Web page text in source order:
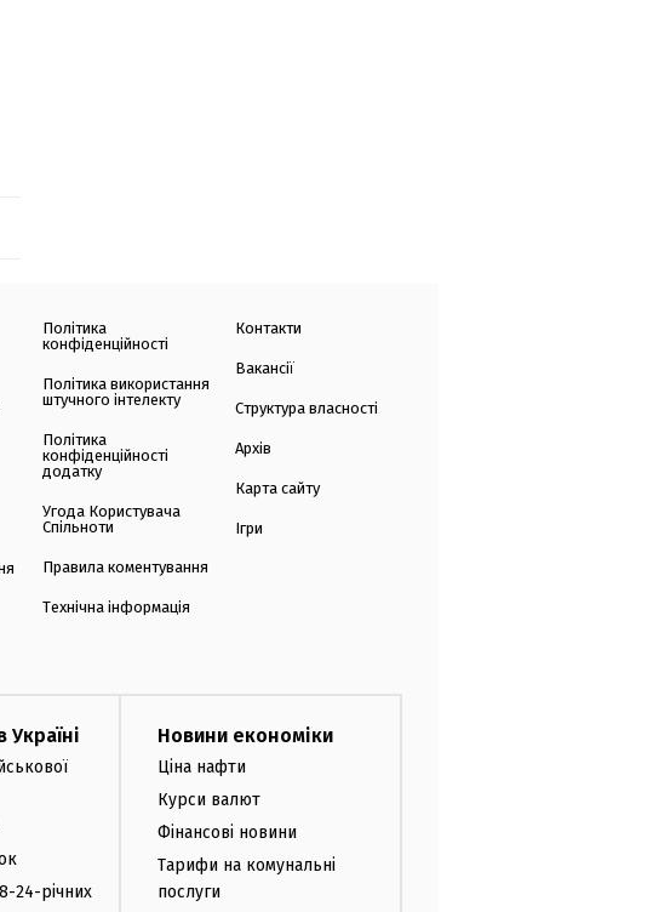
Політика
конфіденційності
Політика використання
штучного інтелекту
Політика
конфіденційності
додатку
Угода Користувача
Спільноти
Правила коментування
Технічна інформація
Контакти
Вакансії
Структура власності
Архів
Карта сайту
Ігри
Україні
24-річних
Новини економіки
Ціна нафти
Курси валют
Фінансові новини
Тарифи на комунальні
послуги